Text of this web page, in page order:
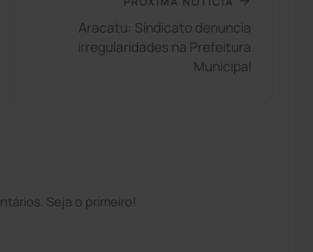
Aracatu: Sindicato denuncia
irregularidades na Prefeitura
Municipal
Seja o primeiro!